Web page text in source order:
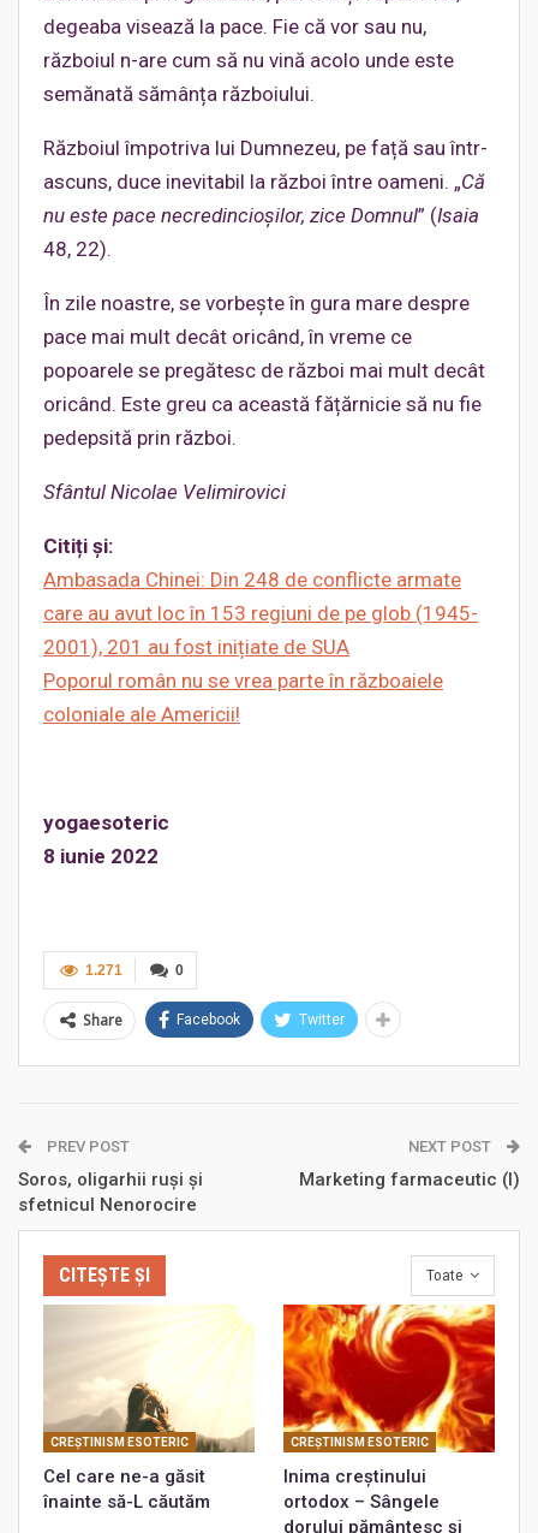
degeaba visează la pace. Fie că vor sau nu,
războiul n-are cum să nu vină acolo unde este
semănată sămânța războiului.
Războiul împotriva lui Dumnezeu, pe față sau într-
ascuns, duce inevitabil la război între oameni. „Că
nu este pace necredincioșilor, zice Domnul” (Isaia
48, 22).
În zile noastre, se vorbește în gura mare despre
pace mai mult decât oricând, în vreme ce
popoarele se pregătesc de război mai mult decât
oricând. Este greu ca această fățărnicie să nu fie
pedepsită prin război.
Sfântul Nicolae Velimirovici
Citiți și:
Ambasada Chinei: Din 248 de conflicte armate
care au avut loc în 153 regiuni de pe glob (1945-
2001), 201 au fost inițiate de SUA
Poporul român nu se vrea parte în războaiele
coloniale ale Americii!
yogaesoteric
8 iunie 2022
0
1.271
Share Facebook Twitter
PREV POST
Soros, oligarhii ruși și
sfetnicul Nenorocire
NEXT POST
Marketing farmaceutic (I)
Toate
CITEȘTE ȘI
CREŞTINISM ESOTERIC
Cel care ne-a găsit
înainte să-L căutăm
CREŞTINISM ESOTERIC
Inima creștinului
ortodox – Sângele
dorului pământesc și